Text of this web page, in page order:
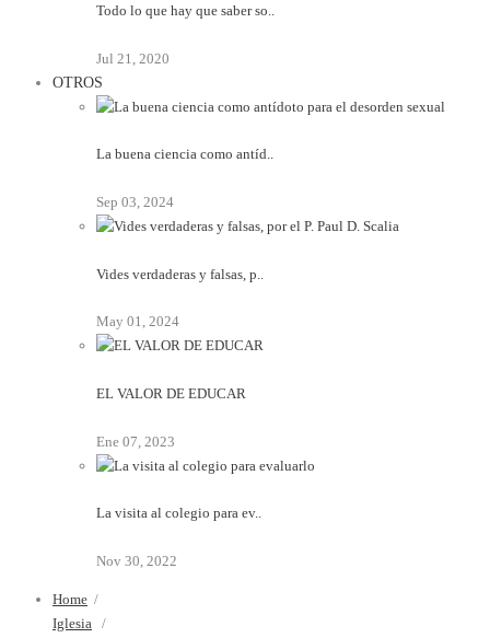
Todo lo que hay que saber so..
Jul 21, 2020
OTROS
La buena ciencia como antíd..
Sep 03, 2024
Vides verdaderas y falsas, p..
May 01, 2024
EL VALOR DE EDUCAR
Ene 07, 2023
La visita al colegio para ev..
Nov 30, 2022
Home /
Iglesia /